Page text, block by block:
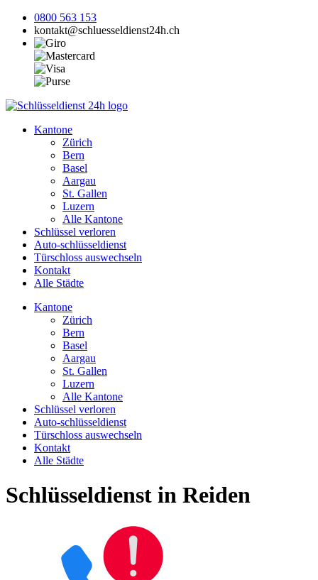
0800 563 153
kontakt@schluesseldienst24h.ch
Kantone
Zürich
Bern
Basel
Aargau
St. Gallen
Luzern
Alle Kantone
Schlüssel verloren
Auto-schlüsseldienst
Türschloss auswechseln
Kontakt
Alle Städte
Kantone
Zürich
Bern
Basel
Aargau
St. Gallen
Luzern
Alle Kantone
Schlüssel verloren
Auto-schlüsseldienst
Türschloss auswechseln
Kontakt
Alle Städte
Schlüsseldienst in Reiden